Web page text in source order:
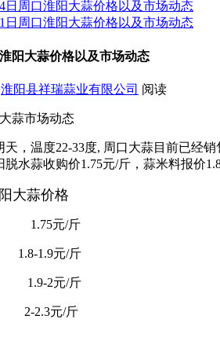
日周口淮阳大蒜价格以及市场动态
日周口淮阳大蒜价格以及市场动态
阳大蒜价格以及市场动态
淮阳县祥瑞蒜业有限公司 阅读
蒜市场动态
天，温度22-33度, 周口大蒜目前已经
水蒜收购价1.75元/斤，蒜米料报价
大蒜价格
元/斤
1.9元/斤
2元/斤
2-2.3元/斤